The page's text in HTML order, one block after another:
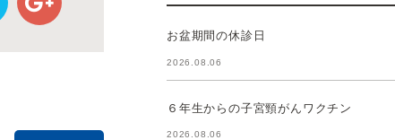
お盆期間の休診日
2026.08.06
６年生からの子宮頸がんワクチン
2026.08.06